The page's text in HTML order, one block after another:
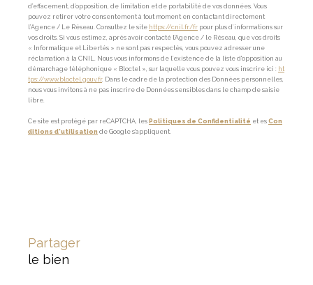
d’effacement, d’opposition, de limitation et de portabilité de vos données. Vous
pouvez retirer votre consentement à tout moment en contactant directement
l’Agence / Le Réseau. Consultez le site https://cnil.fr/fr pour plus d’informations sur
vos droits. Si vous estimez, après avoir contacté l'Agence / le Réseau, que vos droits
« Informatique et Libertés » ne sont pas respectés, vous pouvez adresser une
réclamation à la CNIL. Nous vous informons de l’existence de la liste d'opposition au
démarchage téléphonique « Bloctel », sur laquelle vous pouvez vous inscrire ici : ht
tps://www.bloctel.gouv.fr. Dans le cadre de la protection des Données personnelles,
nous vous invitons à ne pas inscrire de Données sensibles dans le champ de saisie
libre.
Ce site est protégé par reCAPTCHA, les Politiques de Confidentialité et es Con
ditions d'utilisation de Google s'appliquent.
partager
le bien